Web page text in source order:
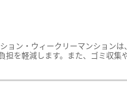
ョン・ウィークリーマンション
を軽減します。また、ゴミ収集